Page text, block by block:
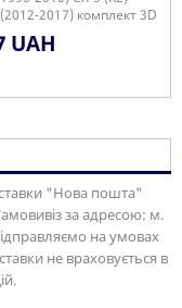
2017) комплект 3D
з 2 штук
UAH
"Нова пошта"
за адресою: м.
на умовах
не враховується в